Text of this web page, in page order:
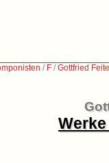
/ F /Gottfried